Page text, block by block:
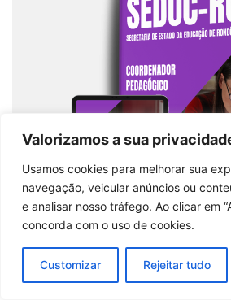
Valorizamos a sua
Usamos cookies para melhorar sua
navegação, veicular anúncios ou
e analisar nosso tráfego. Ao clicar em
concorda com o uso de cookies.
Customizar Rejeitar tudo
Apostila SEDUC-RO 2026:
Coordenador
Comprar produto